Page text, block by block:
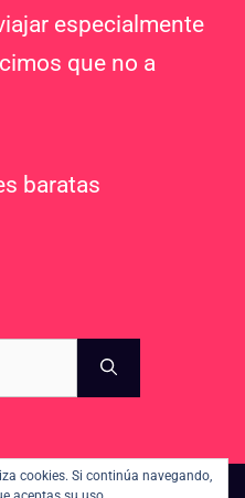
especialmente
que no a
baratas
cookies. Si continúa navegando,